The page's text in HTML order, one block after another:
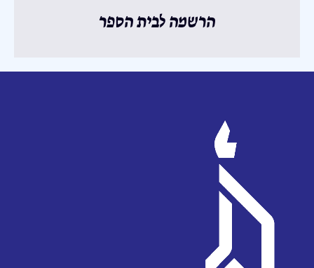
הרשמה לבית הספר